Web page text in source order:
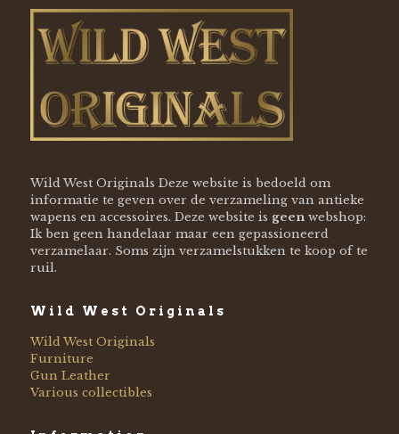
Wild West Originals Deze website is bedoeld om
informatie te geven over de verzameling van antieke
wapens en accessoires. Deze website is geenwebshop:
Ik ben geen handelaar maar een gepassioneerd
verzamelaar. Soms zijn verzamelstukken te koop of te
ruil.
Wild West Originals
Wild West Originals
Furniture
Gun Leather
Various collectibles